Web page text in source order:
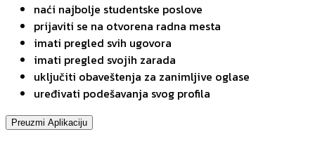
naći najbolje studentske poslove
prijaviti se na otvorena radna mesta
imati pregled svih ugovora
imati pregled svojih zarada
uključiti obaveštenja za zanimljive oglase
uređivati podešavanja svog profila
Preuzmi Aplikaciju